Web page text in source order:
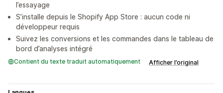
l’essayage
S’installe depuis le Shopify App Store : aucun code ni
développeur requis
Suivez les conversions et les commandes dans le tableau de
bord d’analyses intégré
Contient du texte traduit automatiquement Afficher l’original